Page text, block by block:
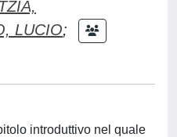
LUCIO;
introduttivo nel quale